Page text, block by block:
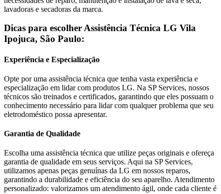
lavadoras e secadoras da marca.
Dicas para escolher Assistência Técnica LG Vila
Ipojuca, São Paulo:
Experiência e Especialização
Opte por uma assistência técnica que tenha vasta experiência e
especialização em lidar com produtos LG. Na SP Services, nossos
técnicos são treinados e certificados, garantindo que eles possuam o
conhecimento necessário para lidar com qualquer problema que seu
eletrodoméstico possa apresentar.
Garantia de Qualidade
Escolha uma assistência técnica que utilize peças originais e ofereça
garantia de qualidade em seus serviços. Aqui na SP Services,
utilizamos apenas peças genuínas da LG em nossos reparos,
garantindo a durabilidade e eficiência do seu aparelho. Atendimento
personalizado: valorizamos um atendimento ágil, onde cada cliente é